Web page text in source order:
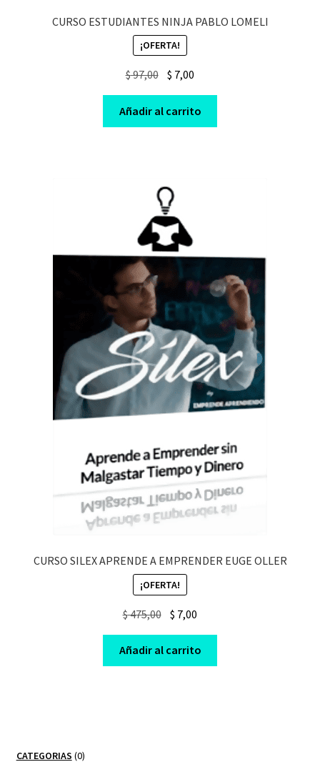
CURSO ESTUDIANTES NINJA PABLO LOMELI
¡OFERTA!
$97,00 Original
price
was:
$ 97,00.
$ 7,00
price
is:
$ 7,00.
Añadir al carrito
CURSO SILEX APRENDE A EMPRENDER EUGE OLLER
¡OFERTA!
$475,00 Original
was:
$ 475,00.
$ 7,00
is:
$ 7,00.
Añadir al carrito
CATEGORIAS 00